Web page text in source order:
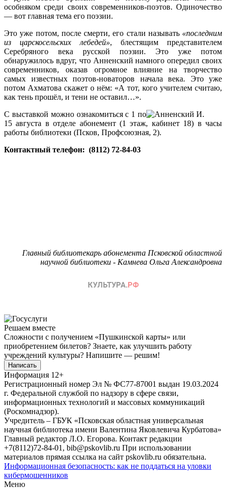
особняком среди своих современников-поэтов. Одиночество
— вот главная тема его поэзии.
Это уже потом, после смерти, его стали называть «последним
из царскосельских лебедей», блестящим представителем
Серебряного века русской поэзии. Это уже потом
обнаружилось вдруг, что Анненский намного опередил своих
современников, оказав огромное влияние на творчество
самых известных поэтов-новаторов начала века. Это уже
потом Ахматова скажет о нём: «А тот, кого учителем считаю,
как тень прошёл, и тени не оставил…».
С выставкой можно ознакомиться с 1 по
15 августа в отделе абонемент (1 этаж, кабинет 18) в часы
работы библиотеки (Псков, Профсоюзная, 2).
Контактный телефон: (8112) 72-84-03
Главный библиотекарь абонемента Псковской областной
научной библиотеки - Камнева Ольга Александровна
Решаем вместе
Сложности с получением «Пушкинской карты» или
приобретением билетов? Знаете, как улучшить работу
учреждений культуры? Напишите — решим!
Написать
Информация 12+
Регистрационный номер Эл № ФС77-87001 выдан 19.03.2024
г. Федеральной службой по надзору в сфере связи,
информационных технологий и массовых коммуникаций
(Роскомнадзор).
Учредитель – ГБУК «Псковская областная универсальная
научная библиотека имени Валентина Яковлевича Курбатова»
Главный редактор Л.О. Егорова. Контакт редакции
+7(8112)72-84-01, bib@pskovlib.ru При использовании
материалов прямая ссылка на сайт pskovlib.ru обязательна.
Информационная безопасность: как не поддаться на уловки
кибермошенников
Меню